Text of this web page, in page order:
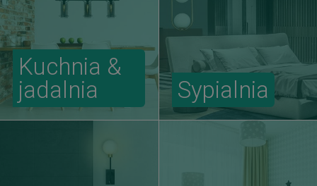
Kuchnia &
jadalnia
Sypialnia